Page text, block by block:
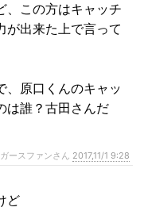
、この方はキャッチ
が出来た上で言って
、原口くんのキャッ
は誰？古田さんだ
ースファンさん 2017,11/1 9:28
ど